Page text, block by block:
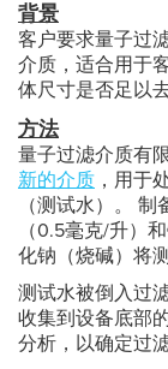
背景
客户要求量子过
介质，适合用于
体尺寸是否足以
方法
量子过滤介质有
新的介质 ，用于
（测试水）。
（0.5毫克/升）
化钠（烧碱）将
测试水被倒入过
收集到设备底部
分析，以确定过